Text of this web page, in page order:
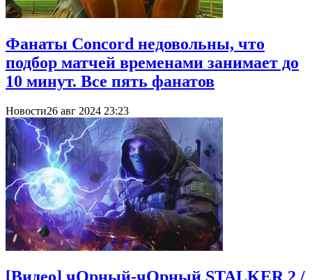
Фанаты Concord недовольны, что
подбор матчей временами занимает до
10 минут. Все пять фанатов
Новости26 авг 2024 23:23